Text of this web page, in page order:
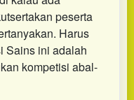
peserta
Harus
Sains ini adalah
kompetisi abal-